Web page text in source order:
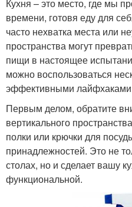
Кухня – это место, где мы
времени, готовя еду для
часто нехватка места или
пространства могут
пищи в настоящее
можно воспользоваться
эффективными
Первым делом, обратите
вертикального
полки или крючки для
принадлежностей. Это не
столах, но и сделает вашу
функциональной.